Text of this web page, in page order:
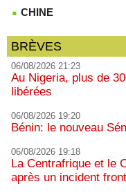
CHINE
BRÈVES
06/08/2026 21:23
Au Nigeria, plus de
libérées
06/08/2026 19:20
Bénin: le nouveau
06/08/2026 19:18
La Centrafrique et le
après un incident